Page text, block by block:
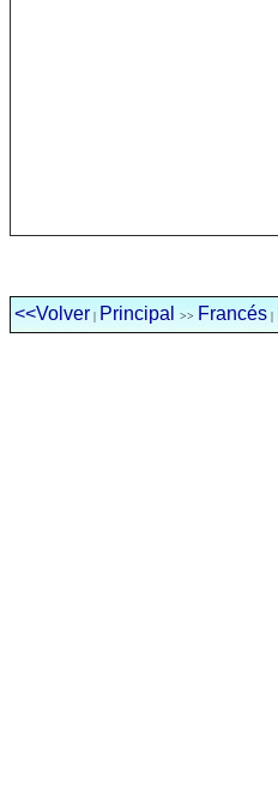
<<Volver | Principal >> Francés |